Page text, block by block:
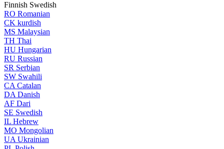
Finnish Swedish
RO Romanian
CK kurdish
MS Malaysian
TH Thai
HU Hungarian
RU Russian
SR Serbian
SW Swahili
CA Catalan
DA Danish
AF Dari
SE Swedish
IL Hebrew
MO Mongolian
UA Ukrainian